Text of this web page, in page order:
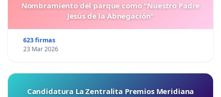
Nombramiento del parque como "Nuestro Padre
Jesús de la Abnegación"
623 firmas
23 Mar 2026
Candidatura La Zentralita Premios Meridiana